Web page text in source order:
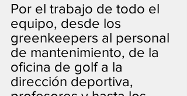
Por el trabajo de todo el
equipo, desde los
greenkeepers al personal
de mantenimiento, de la
oficina de golf a la
dirección deportiva,